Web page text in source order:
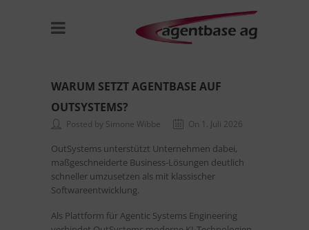
WARUM SETZT AGENTBASE AUF
OUTSYSTEMS?
Posted by Simone Wibbe On 1. Juli 2026
OutSystems unterstützt Unternehmen dabei,
maßgeschneiderte Business-Lösungen deutlich
schneller umzusetzen als mit klassischer
Softwareentwicklung.
Als Plattform für Agentic Systems Engineering